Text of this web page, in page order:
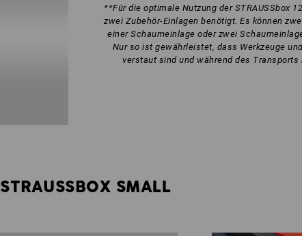
**Für die optimale Nutzung der STRAUSSbox
zwei Zubehör-Einlagen benötigt. Es können
einer Schaumeinlage oder zwei
Nur so ist gewährleistet, dass Werkzeuge
verstaut sind und während des Transports
STRAUSSBOX SMALL